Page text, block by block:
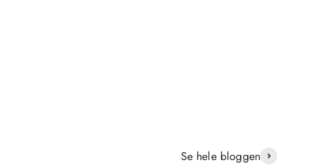
Se hele bloggen